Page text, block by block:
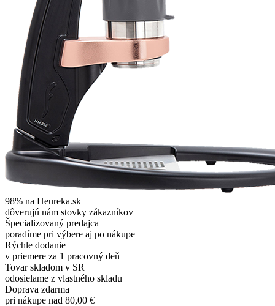
98% na Heureka.sk
dôverujú nám stovky zákazníkov
Špecializovaný predajca
poradíme pri výbere aj po nákupe
Rýchle dodanie
v priemere za 1 pracovný deň
Tovar skladom v SR
odosielame z vlastného skladu
Doprava zdarma
pri nákupe nad 80,00 €